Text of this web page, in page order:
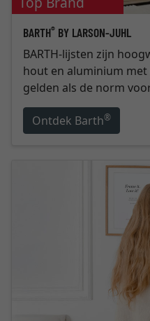
BARTH® BY LARSON-JUHL
BARTH-lijsten zijn
hout en aluminium
gelden als de norm
Ontdek Barth®